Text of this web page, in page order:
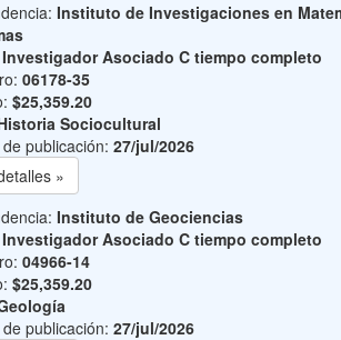
Instituto de Investigaciones en
Investigador Asociado C tiempo completo
06178-35
$25,359.20
Sociocultural
publicación: 27/jul/2026
»
Instituto de Geociencias
Investigador Asociado C tiempo completo
04966-14
$25,359.20
publicación: 27/jul/2026